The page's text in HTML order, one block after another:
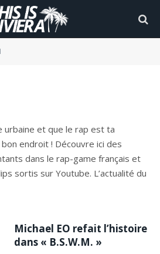
urbaine et que le rap est ta
endroit ! Découvre ici des
dans le rap-game français et
sortis sur Youtube. L’actualité du
Michael EO refait l’histoire
dans « B.S.W.M. »